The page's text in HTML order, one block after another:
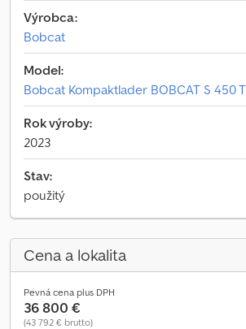
Výrobca:
Bobcat
Model:
Bobcat Kompaktlader BOBCAT S 450
Rok výroby:
2023
Stav:
použitý
Cena a lokalita
Pevná cena plus DPH
36 800 €
(43 792 € brutto)